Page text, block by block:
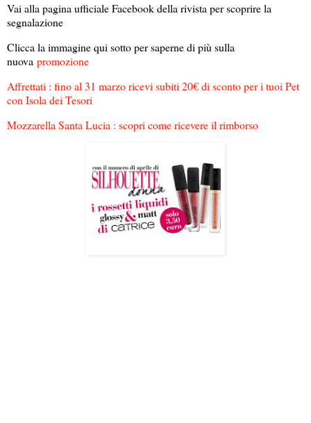
Vai alla pagina ufficiale Facebook della rivista per scoprire la
segnalazione
Clicca la immagine qui sotto per saperne di più sulla
nuova promozione
Affrettati : fino al 31 marzo ricevi subiti 20€ di sconto per i tuoi Pet
con Isola dei Tesori
Mozzarella Santa Lucia : scopri come ricevere il rimborso